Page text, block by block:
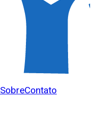
SobreContato